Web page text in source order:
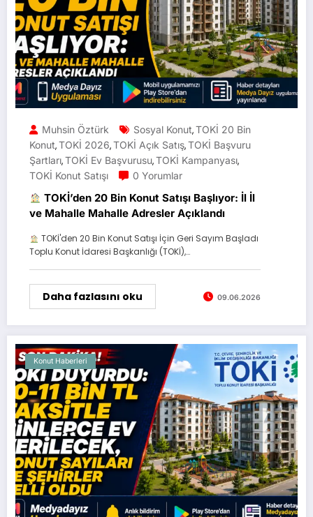
Muhsin Öztürk Sosyal Konut,TOKİ 20 Bin
Konut,TOKİ 2026,TOKİ Açık Satış,TOKİ Başvuru
Şartları,TOKİ Ev Başvurusu,TOKİ Kampanyası,
TOKİ Konut Satışı
0 Yorumlar
TOKİ’den 20 Bin Konut Satışı Başlıyor: İl İl
ve Mahalle Mahalle Adresler Açıklandı
TOKİ'den 20 Bin Konut Satışı İçin Geri Sayım Başladı
Toplu Konut İdaresi Başkanlığı (TOKİ),…
Daha fazlasını oku 09.06.2026
Konut Haberleri